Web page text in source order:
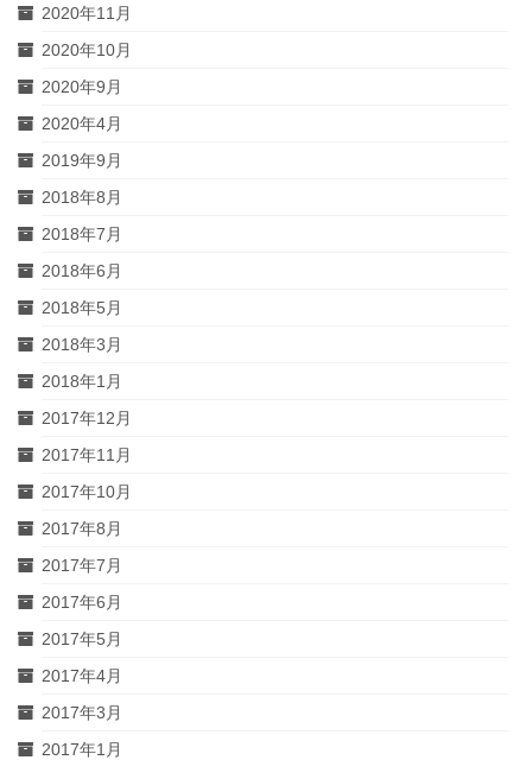
2020年11月
2020年10月
2020年9月
2020年4月
2019年9月
2018年8月
2018年7月
2018年6月
2018年5月
2018年3月
2018年1月
2017年12月
2017年11月
2017年10月
2017年8月
2017年7月
2017年6月
2017年5月
2017年4月
2017年3月
2017年1月